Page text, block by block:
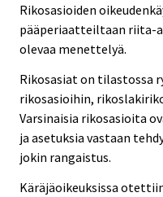
Rikosasioiden
pääperiaatteiltaan riita-
olevaa menettelyä.
Rikosasiat on tilastossa
rikosasioihin,
Varsinaisia rikosasioita
ja asetuksia vastaan
jokin rangaistus.
Käräjäoikeuksissa